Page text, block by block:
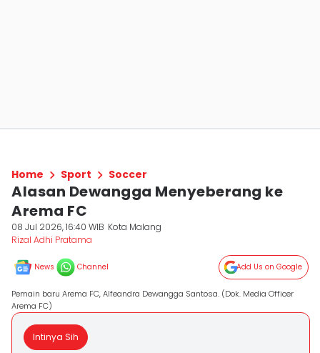
Home Sport Soccer
Alasan Dewangga Menyeberang ke
Arema FC
08 Jul 2026, 16:40 WIB Kota Malang
Rizal Adhi Pratama
News Channel Add Us on Google
Pemain baru Arema FC, Alfeandra Dewangga Santosa. (Dok. Media Officer
Arema FC)
Intinya Sih